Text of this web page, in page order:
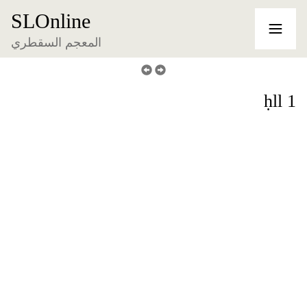
SLOnline
المعجم السقطري
ḥll 1